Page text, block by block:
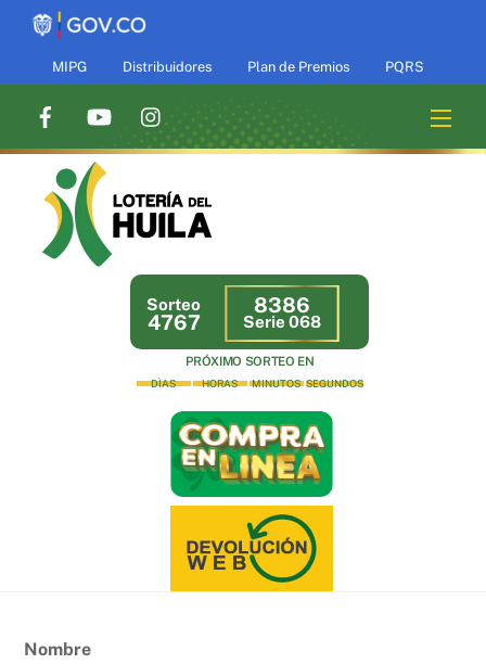
Skip
contentMIPG Distribuidores Plan de Premios PQRS
Sorteo
4767
8386
Serie 068
PRÓXIMO SORTEO EN
DÌAS HORAS MINUTOS SEGUNDOS
Nombre